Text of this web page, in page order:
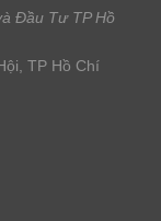
Đầu Tư TP Hồ
TP Hồ Chí